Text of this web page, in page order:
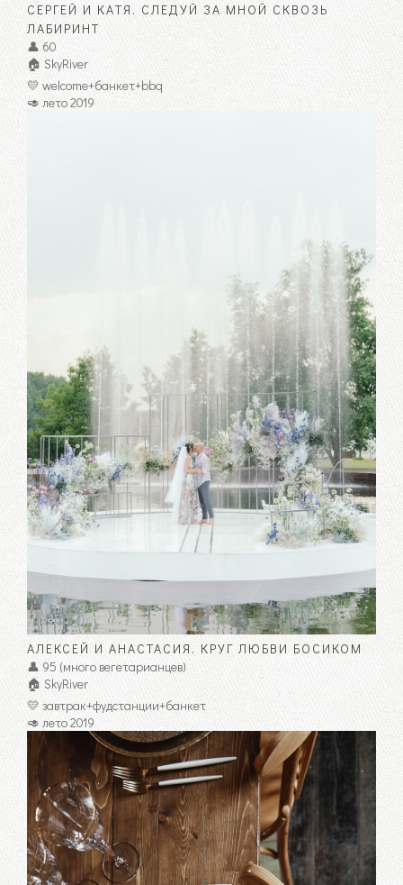
СЕРГЕЙ И КАТЯ. СЛЕДУЙ ЗА МНОЙ СКВОЗЬ
ЛАБИРИНТ
👤 60
🏠 SkyRiver
💛 welcome+банкет+bbq
🥑 лето 2019
АЛЕКСЕЙ И АНАСТАСИЯ. КРУГ ЛЮБВИ БОСИКОМ
👤 95 (много вегетарианцев)
🏠 SkyRiver
💛 завтрак+фудстанции+банкет
🥑 лето 2019